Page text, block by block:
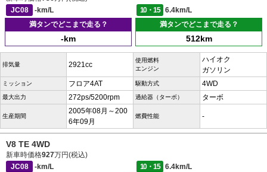
JC08
-km/L 10・15
6.4km/L
満タンでどこまで走る？
-km
満タンでどこまで走る？
512km
排気量 2921cc
使用燃料
エンジン
ハイオク
ガソリン
ミッション フロア4AT 駆動方式 4WD
最大出力 272ps/5200rpm 過給器（ターボ） ターボ
生産期間
2005年08月～200
6年09月
燃費性能 -
V8 TE 4WD
新車時価格927万円(税込)
JC08
-km/L 10・15
6.4km/L